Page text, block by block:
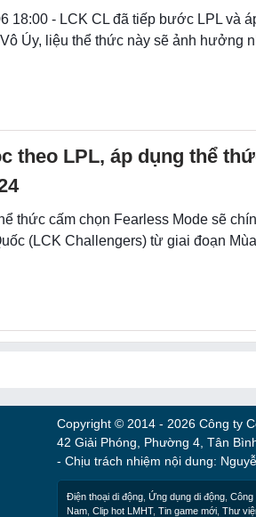
18:00 - LCK CL đã tiếp bước LPL và
Vô Úy, liệu thể thức này sẽ ảnh hưởng
theo LPL, áp dụng thể
thức cấm chọn Fearless Mode sẽ
(LCK Challengers) từ giai đoạn
Copyright © 2014 - 2026 Công ty
42 Giải Phóng, Phường 4, Tân
- Chịu trách nhiệm nội dung:
Điện thoại di động Ứng dụng di động Công
Nam Clip hot LMHT, Tin game mới Thư